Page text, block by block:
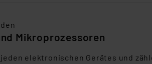
Mikroprozessoren
elektronischen Gerätes und